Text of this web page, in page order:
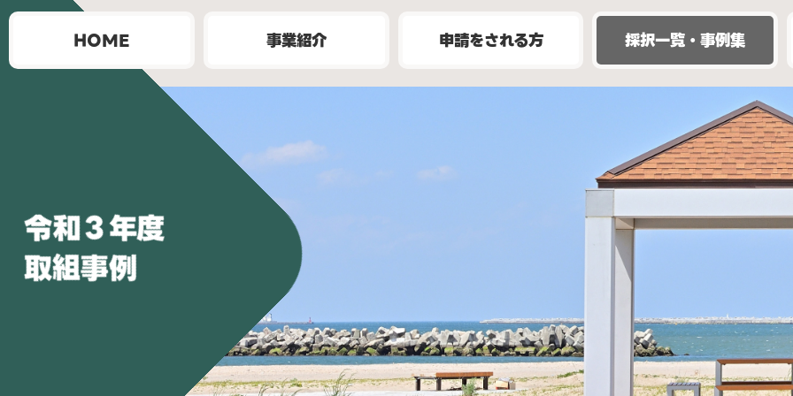
HOME 事業紹介 申請をされる方 採択一覧・事例集
令和３年度
取組事例